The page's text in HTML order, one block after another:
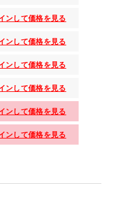
ンして価格を見る
ンして価格を見る
ンして価格を見る
ンして価格を見る
ンして価格を見る
ンして価格を見る